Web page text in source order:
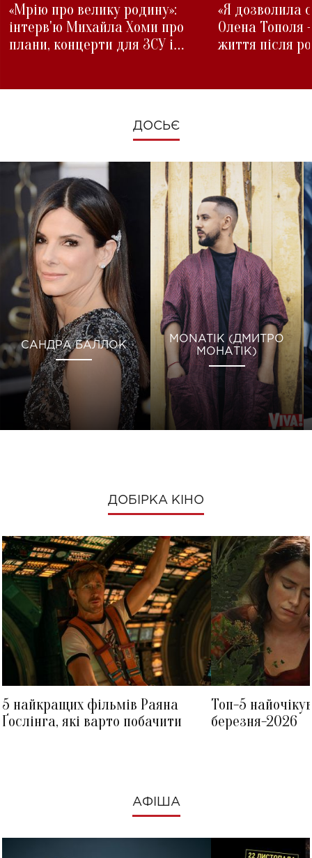
«Мрію про велику родину»:
інтерв'ю Михайла Хоми про
плани, концерти для ЗСУ і
«Я дозволила
Олена Тополя
життя після
ДОСЬЄ
САНДРА БАЛЛОК
MONATIK (ДМИТРО
МОНАТІК)
ДОБІРКА КІНО
5 найкращих фільмів Раяна
Ґослінга, які варто побачити
Топ-5
березня-2026
АФІША